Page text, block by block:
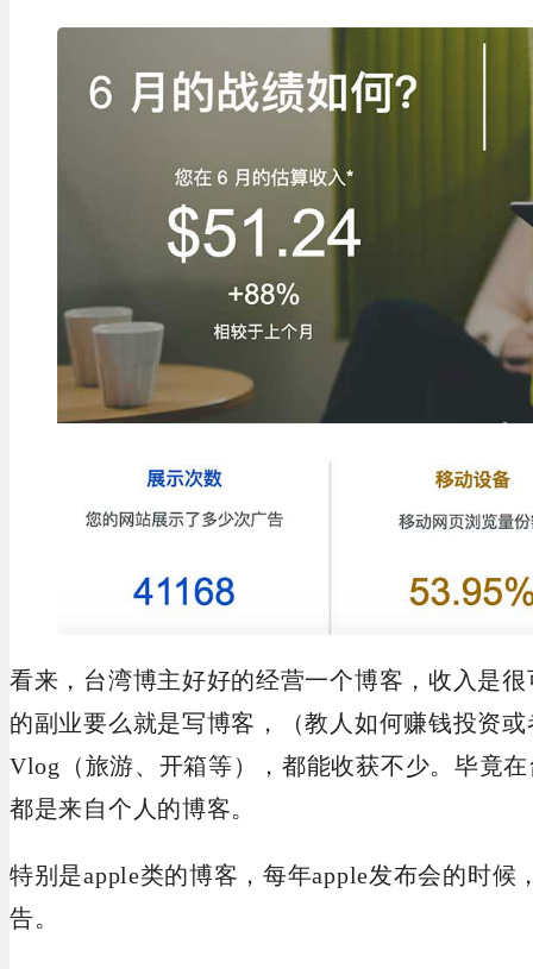
看来，台湾博主好好的经营一个博客，收入是
的副业要么就是写博客，（教人如何赚钱投资
Vlog（旅游、开箱等），都能收获不少。毕竟
都是来自个人的博客。
特别是apple类的博客，每年apple发布会的时
告。